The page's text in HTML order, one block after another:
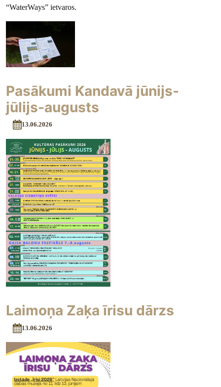
“WaterWays” ietvaros.
Pasākumi Kandavā jūnijs-
jūlijs-augusts
13.06.2026
Laimoņa Zaķa īrisu dārzs
13.06.2026